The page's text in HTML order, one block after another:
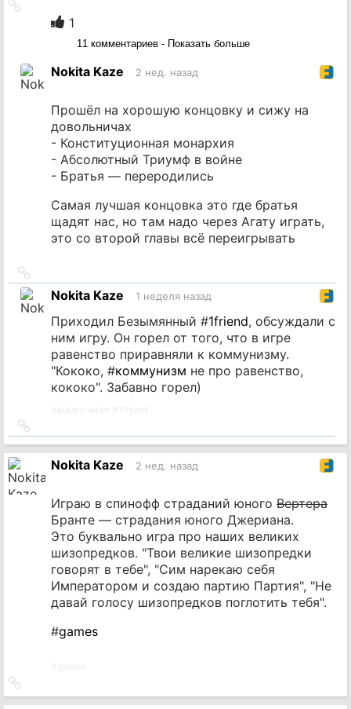
источник
1
11 комментариев - Показать больше
Nokita Kaze 2 нед. назад
Прошёл на хорошую концовку и сижу на
довольничах
- Конституционная монархия
- Абсолютный Триумф в войне
- Братья — переродились
Самая лучшая концовка это где братья
щадят нас, но там надо через Агату играть,
это со второй главы всё переигрывать
на
источник
Nokita Kaze 1 неделя назад
Приходил Безымянный #1friend, обсуждали с
ним игру. Он горел от того, что в игре
равенство приравняли к коммунизму.
"Кококо, #коммунизм не про равенство,
кококо". Забавно горел)
на
источник
Nokita Kaze 2 нед. назад
Играю в спинофф страданий юного Вертера
Бранте — страдания юного Джериана.
Это буквально игра про наших великих
шизопредков. "Твои великие шизопредки
говорят в тебе", "Сим нарекаю себя
Императором и создаю партию Партия", "Не
давай голосу шизопредков поглотить тебя".
#games
на